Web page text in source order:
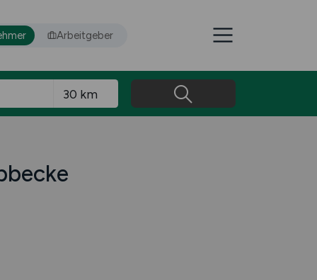
Arbeitgeber